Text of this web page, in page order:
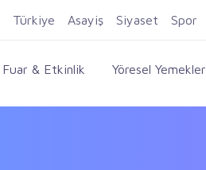
Firma Ekle
Fuar & Etkinlik Yöresel Yemekler
Türkiye Asayiş Siyaset Spor